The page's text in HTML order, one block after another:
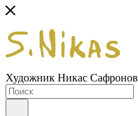
Художник Никас Сафронов